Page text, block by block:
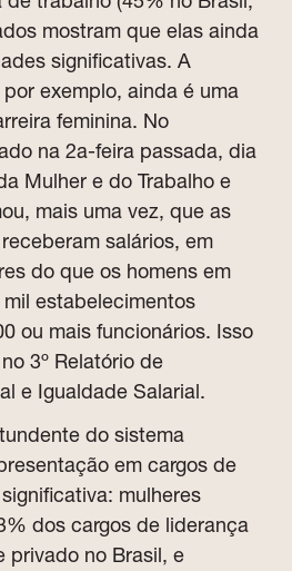
mostram que elas ainda
significativas. A
exemplo, ainda é uma
feminina. No
na 2a-feira passada, dia
Mulher e do Trabalho e
mais uma vez, que as
salários, em
do que os homens em
estabelecimentos
ou mais funcionários. Isso
3º Relatório de
e Igualdade Salarial.
do sistema
em cargos de
mulheres
dos cargos de liderança
privado no Brasil, e